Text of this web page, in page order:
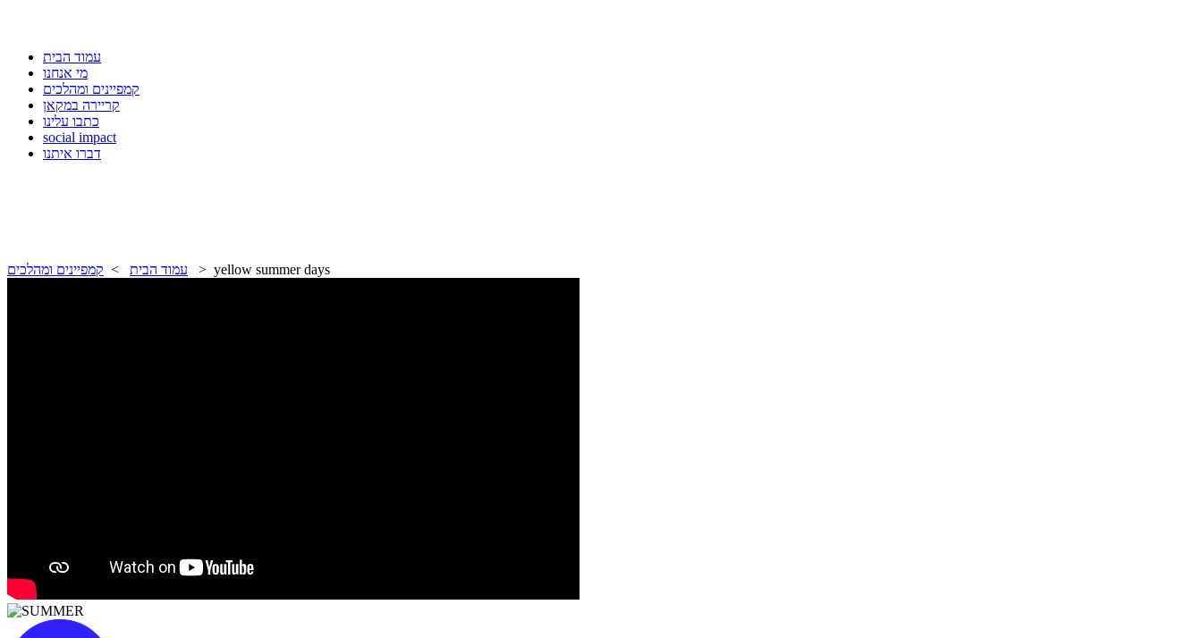
עמוד הבית
מי אנחנו
קמפיינים ומהלכים
קריירה במקאן
כתבו עלינו
social impact
דברו איתנו
עמוד הבית > קמפיינים ומהלכים > yellow summer days